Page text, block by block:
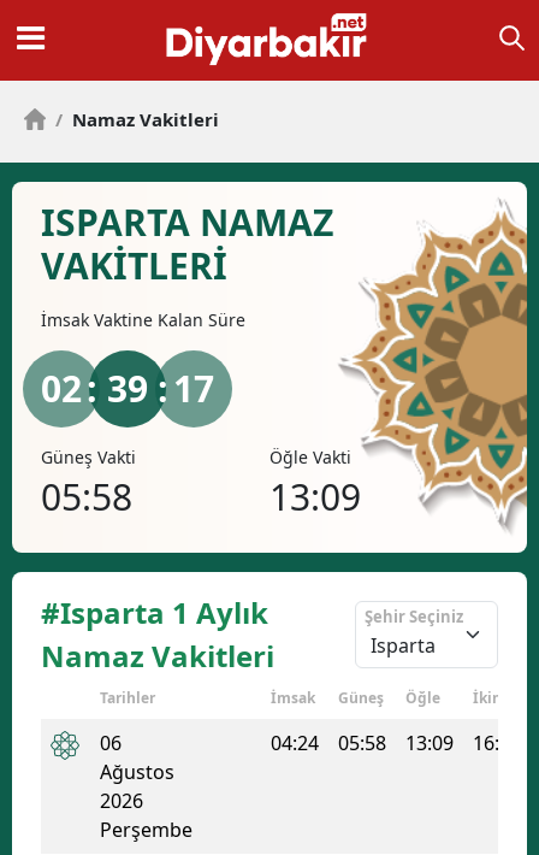
/ Namaz Vakitleri
ISPARTA NAMAZ
VAKİTLERİ
İmsak Vaktine Kalan Süre
02: 39 :17
Güneş Vakti
05:58
Öğle Vakti
13:09
#Isparta 1 Aylık
Namaz Vakitleri
Şehir Seçiniz
Tarihler İmsak Güneş Öğle İkindi
06
Ağustos
2026
Perşembe
04:24 05:58 13:09 16:57